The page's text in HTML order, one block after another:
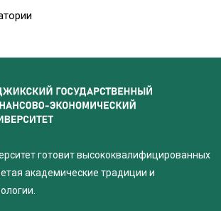
готовит высококвалифицированных
академические традиции и